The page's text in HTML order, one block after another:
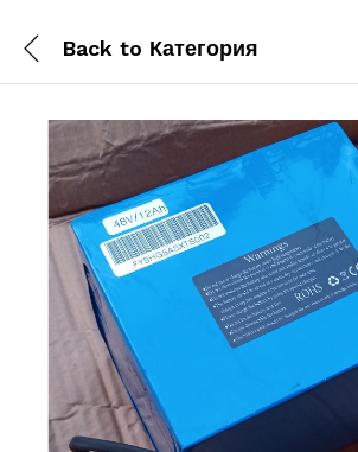
Back to Категория